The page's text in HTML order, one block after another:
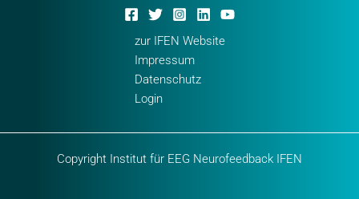
zur IFEN Website
Impressum
Datenschutz
Login
Copyright Institut für EEG Neurofeedback IFEN